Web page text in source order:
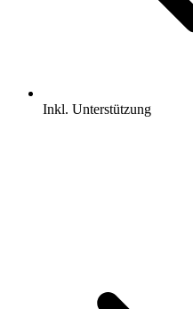
Inkl. Unterstützung